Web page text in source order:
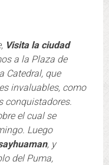
Visita la ciudad
a la Plaza de
Catedral, que
invaluables, como
conquistadores.
el cual se
Luego
, y
del Puma,